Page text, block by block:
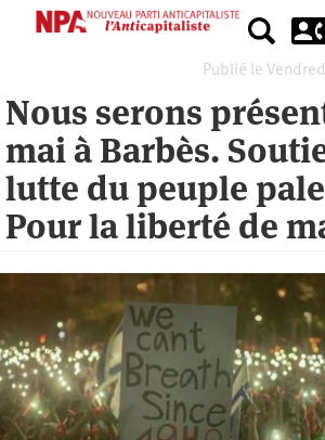
Publié le
Nous serons
mai à Barbès.
lutte du peuple
Pour la liberté de